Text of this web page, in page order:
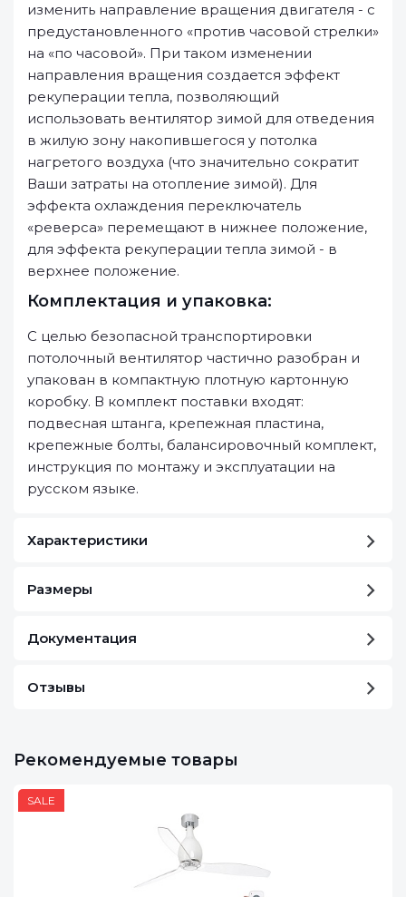
изменить направление вращения двигателя - с
предустановленного «против часовой стрелки»
на «по часовой». При таком изменении
направления вращения создается эффект
рекуперации тепла, позволяющий
использовать вентилятор зимой для отведения
в жилую зону накопившегося у потолка
нагретого воздуха (что значительно сократит
Ваши затраты на отопление зимой). Для
эффекта охлаждения переключатель
«реверса» перемещают в нижнее положение,
для эффекта рекуперации тепла зимой - в
верхнее положение.
Комплектация и упаковка:
С целью безопасной транспортировки
потолочный вентилятор частично разобран и
упакован в компактную плотную картонную
коробку. В комплект поставки входят:
подвесная штанга, крепежная пластина,
крепежные болты, балансировочный комплект,
инструкция по монтажу и эксплуатации на
русском языке.
Характеристики
Размеры
Документация
Отзывы
Рекомендуемые товары
SALE